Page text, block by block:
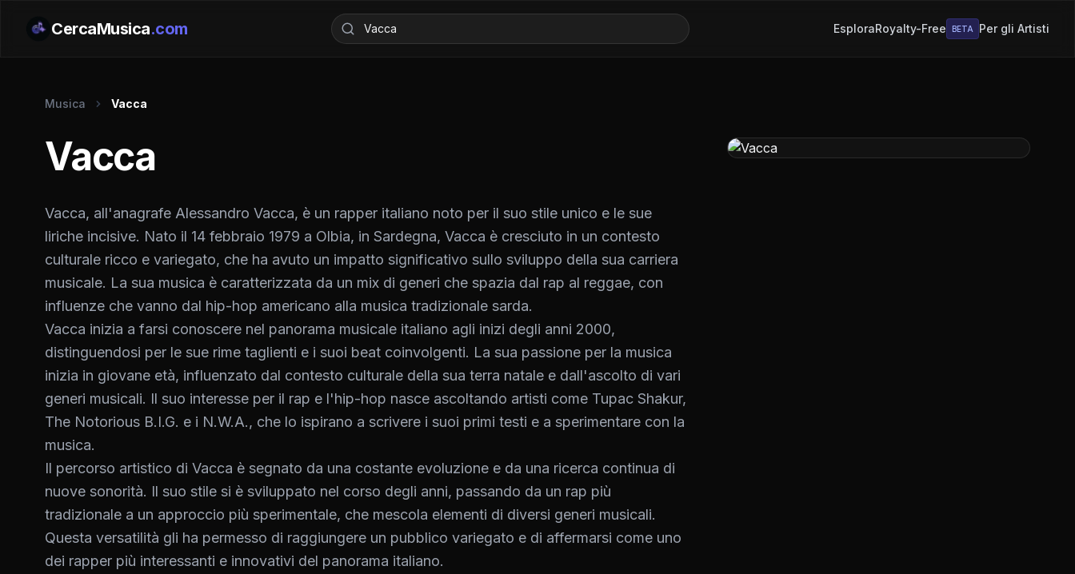
CercaMusica.com EsploraRoyalty-Free BETA Per gli Artisti
Musica Vacca
Vacca
Vacca, all'anagrafe Alessandro Vacca, è un rapper italiano noto per il suo stile unico e le sue
liriche incisive. Nato il 14 febbraio 1979 a Olbia, in Sardegna, Vacca è cresciuto in un contesto
culturale ricco e variegato, che ha avuto un impatto significativo sullo sviluppo della sua carriera
musicale. La sua musica è caratterizzata da un mix di generi che spazia dal rap al reggae, con
influenze che vanno dal hip-hop americano alla musica tradizionale sarda.
Vacca inizia a farsi conoscere nel panorama musicale italiano agli inizi degli anni 2000,
distinguendosi per le sue rime taglienti e i suoi beat coinvolgenti. La sua passione per la musica
inizia in giovane età, influenzato dal contesto culturale della sua terra natale e dall'ascolto di vari
generi musicali. Il suo interesse per il rap e l'hip-hop nasce ascoltando artisti come Tupac Shakur,
The Notorious B.I.G. e i N.W.A., che lo ispirano a scrivere i suoi primi testi e a sperimentare con la
musica.
Il percorso artistico di Vacca è segnato da una costante evoluzione e da una ricerca continua di
nuove sonorità. Il suo stile si è sviluppato nel corso degli anni, passando da un rap più
tradizionale a un approccio più sperimentale, che mescola elementi di diversi generi musicali.
Questa versatilità gli ha permesso di raggiungere un pubblico variegato e di affermarsi come uno
dei rapper più interessanti e innovativi del panorama italiano.